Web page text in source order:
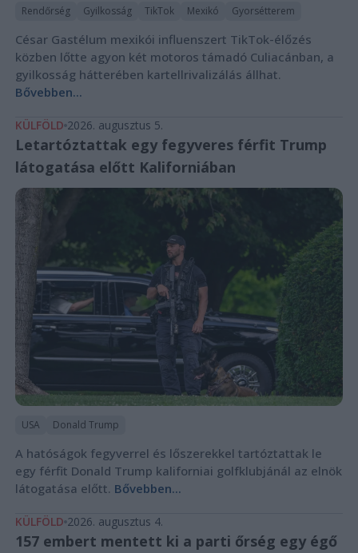
Rendőrség Gyilkosság TikTok Mexikó Gyorsétterem
César Gastélum mexikói influenszert TikTok-élőzés
közben lőtte agyon két motoros támadó Culiacánban, a
gyilkosság hátterében kartellrivalizálás állhat.
Bővebben...
KÜLFÖLD 2026. augusztus 5.
Letartóztattak egy fegyveres férfit Trump
látogatása előtt Kaliforniában
USA Donald Trump
A hatóságok fegyverrel és lőszerekkel tartóztattak le
egy férfit Donald Trump kaliforniai golfklubjánál az elnök
látogatása előtt. Bővebben...
KÜLFÖLD 2026. augusztus 4.
157 embert mentett ki a parti őrség egy égő